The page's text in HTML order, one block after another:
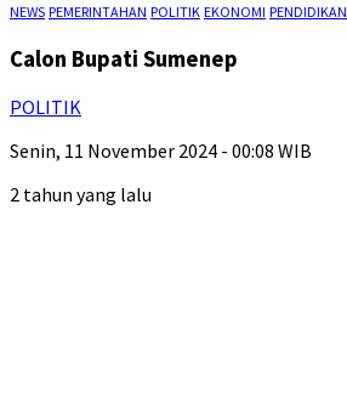
NEWS PEMERINTAHAN POLITIK EKONOMI PENDIDIKAN
Calon Bupati Sumenep
POLITIK
Senin, 11 November 2024 - 00:08 WIB
2 tahun yang lalu